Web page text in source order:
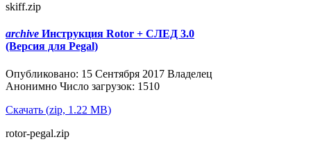
skiff.zip
archive Инструкция Rotor + СЛЕД 3.0
(Версия для Pegal)
Опубликовано: 15 Сентября 2017 Владелец
Анонимно Число загрузок: 1510
Скачать (zip, 1.22 MB)
rotor-pegal.zip